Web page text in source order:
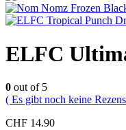
ELFC
0 out of 5
( Es gibt noch keine
CHF 14.90